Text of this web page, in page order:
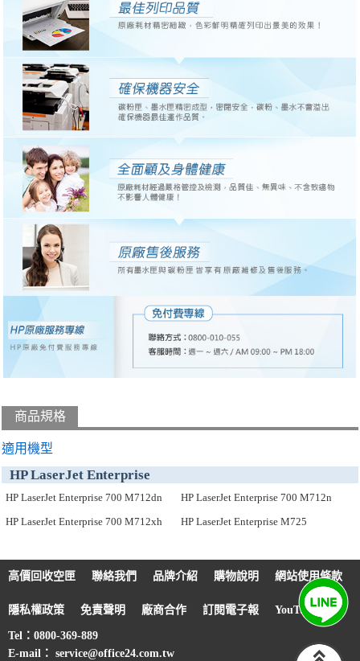
商品規格
適用機型
HP LaserJet Enterprise
HP LaserJet Enterprise 700 M712dn
HP LaserJet Enterprise 700 M712n
HP LaserJet Enterprise 700 M712xh
HP LaserJet Enterprise M725
高價回收空匣 聯絡我們 品牌介紹 購物說明 網站使用條款
隱私權政策 免責聲明 廠商合作 訂閱電子報 YouTube
Tel：0800-369-889
E-mail： service@office24.com.tw